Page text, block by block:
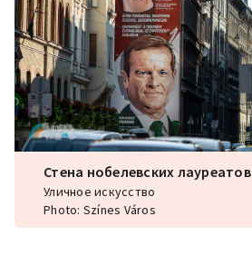
Стена нобелевских лауреатов
Уличное искусство
Photo: Színes Város